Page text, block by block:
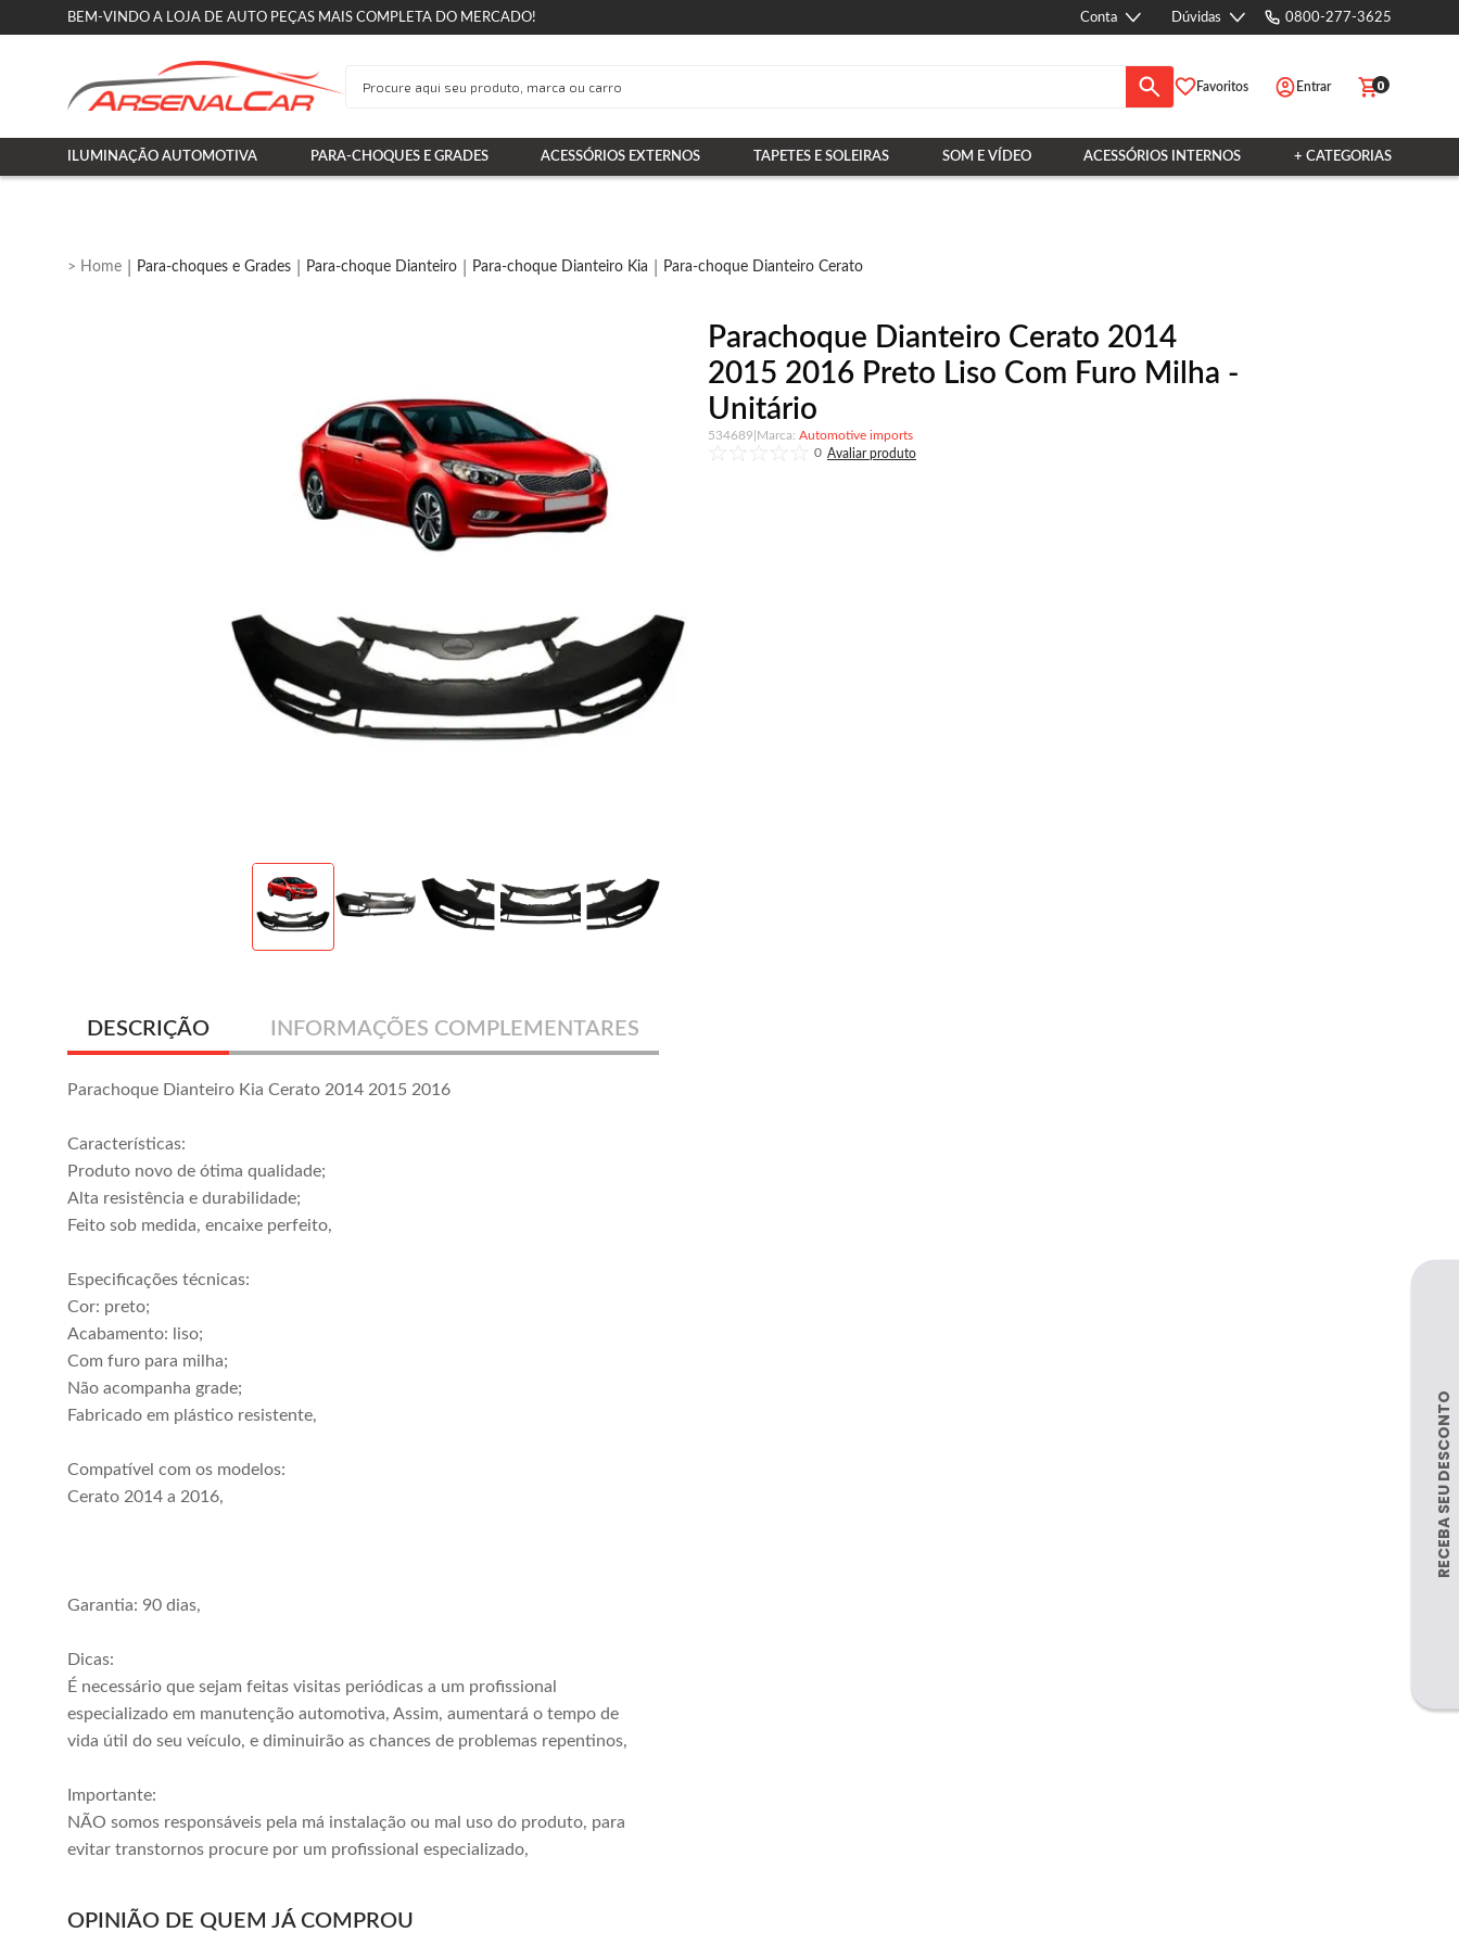
BEM-VINDO A LOJA DE AUTO PEÇAS MAIS COMPLETA DO MERCADO! Conta Dúvidas 0800-277-3625
Favoritos Entrar 0
ILUMINAÇÃO AUTOMOTIVA PARA-CHOQUES E GRADES ACESSÓRIOS EXTERNOS TAPETES E SOLEIRAS SOM E VÍDEO ACESSÓRIOS INTERNOS + CATEGORIAS
Para-choques e Grades Para-choque Dianteiro Para-choque Dianteiro Kia Para-choque Dianteiro Cerato
Parachoque Dianteiro Cerato 2014
2015 2016 Preto Liso Com Furo Milha -
Unitário
534689
Automotive imports
0
DESCRIÇÃO INFORMAÇÕES COMPLEMENTARES
Parachoque Dianteiro Kia Cerato 2014 2015 2016
Características:
Produto novo de ótima qualidade;
Alta resistência e durabilidade;
Feito sob medida, encaixe perfeito,
Especificações técnicas:
Cor: preto;
Acabamento: liso;
Com furo para milha;
Não acompanha grade;
Fabricado em plástico resistente,
Compatível com os modelos:
Cerato 2014 a 2016,
Garantia: 90 dias,
Dicas:
É necessário que sejam feitas visitas periódicas a um profissional
especializado em manutenção automotiva, Assim, aumentará o tempo de
vida útil do seu veículo, e diminuirão as chances de problemas repentinos,
Importante:
NÃO somos responsáveis pela má instalação ou mal uso do produto, para
evitar transtornos procure por um profissional especializado,
OPINIÃO DE QUEM JÁ COMPROU